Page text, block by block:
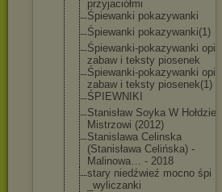
przyjaciółmi
Śpiewanki pokazywanki
Śpiewanki pokazywanki(1)
Śpiewanki-pokazywanki opisy
zabaw i teksty piosenek
Śpiewanki-pokazywanki opisy
zabaw i teksty piosenek(1)
ŚPIEWNIKI
Stanisław Soyka W Hołdzie
Mistrzowi (2012)
Stanislawa Celinska
(Stanisława Celińska) -
Malinowa… - 2018
stary niedźwieź mocno śpi
_wyliczanki